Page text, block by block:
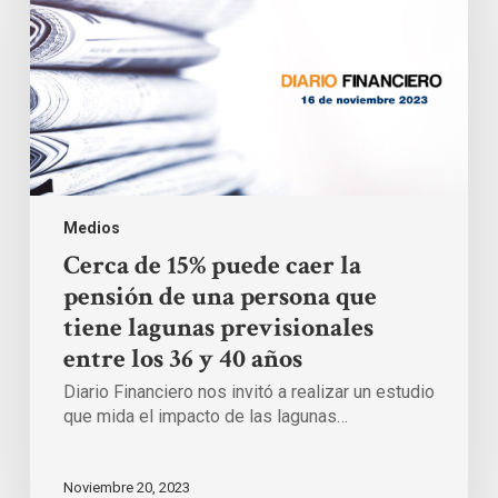
Medios
la
pensión
de
una
persona
que
tiene
lagunas
previsionales
entre
años
Cerca de 15% puede caer la
pensión de una persona que
tiene lagunas previsionales
entre los 36 y 40 años
Diario Financiero nos invitó a realizar un estudio
que mida el impacto de las lagunas…
Noviembre 20, 2023